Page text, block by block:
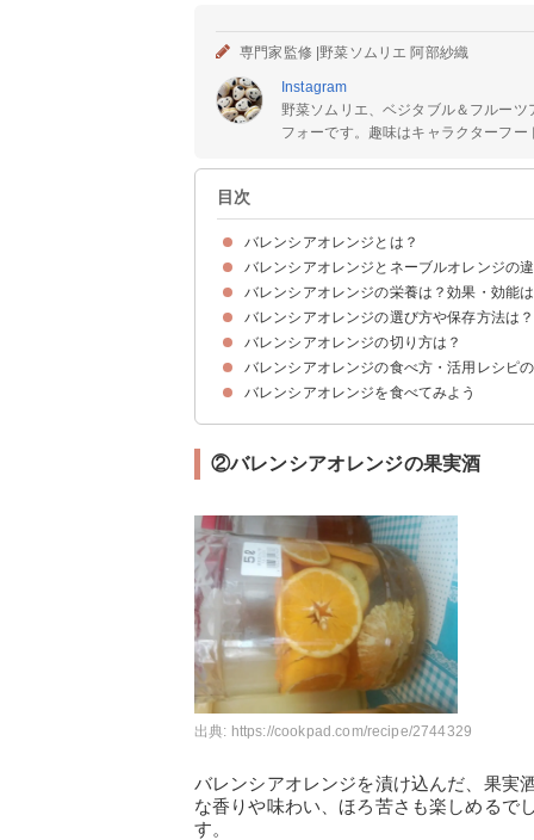
専門家監修 | 野菜ソムリエ 阿部紗織
Instagram
野菜ソムリエ、ベジタブル＆フルー
フォーです。趣味はキャラクターフ
目次
バレンシアオレンジとは？
「バレンシアオレンジ」の名前の由来
バレンシアオレンジの旬の時期・産地
バレンシアオレンジの味わい・香りの特徴
バレンシアオレンジとネーブルオレンジの
①旬の時期・産地の違い
②味わいの違い
③見た目の違い
バレンシアオレンジの栄養は？効果・効能
①ビタミンC
②カリウム
③食物繊維
バレンシアオレンジの選び方や保存方法は？
新鮮なバレンシアオレンジの選び方
バレンシアオレンジの保存方法
バレンシアオレンジの切り方は？
バレンシアの切り方はくし切りがおすすめ
そのまま食べられるカルチェ
見た目がきれいなフルーツカップ
バレンシアオレンジの食べ方・活用レシピ
①バレンシアオレンジの簡単ゼリー
②バレンシアオレンジの果実酒
③バレンシアオレンジのマーマレードジャム
バレンシアオレンジを食べてみよう
②バレンシアオレンジの果実酒
出典: https://cookpad.com/recipe/2744329
バレンシアオレンジを漬け込んだ、果実
な香りや味わい、ほろ苦さも楽しめるで
す。